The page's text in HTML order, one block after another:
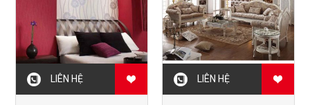
LIÊN HỆ LIÊN HỆ